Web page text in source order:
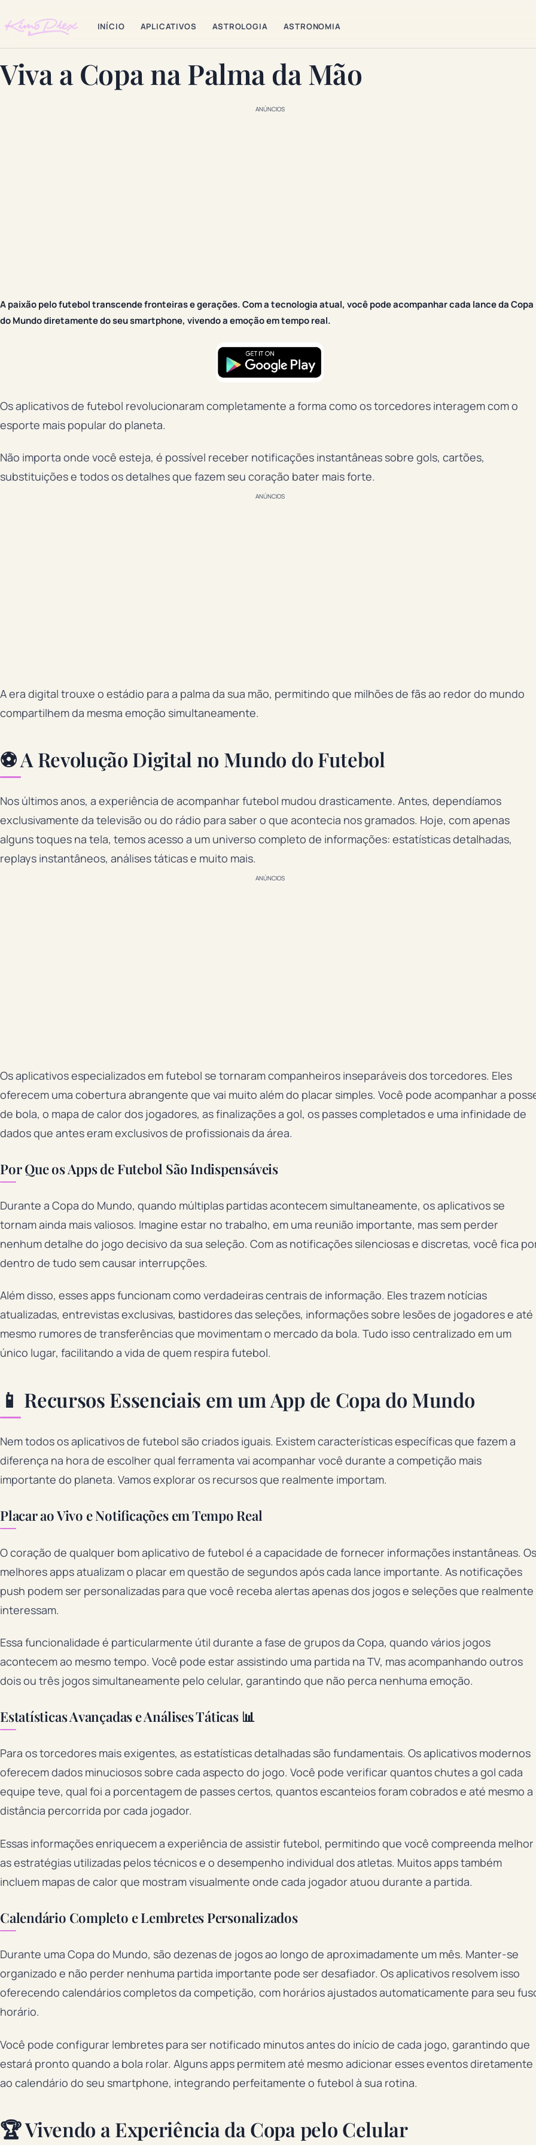
INÍCIO APLICATIVOS ASTROLOGIA ASTRONOMIA
Viva a Copa na Palma da Mão
ANÚNCIOS
A paixão pelo futebol transcende fronteiras e gerações. Com a tecnologia atual, você pode acompanhar cada lance da Copa
do Mundo diretamente do seu smartphone, vivendo a emoção em tempo real.
Os aplicativos de futebol revolucionaram completamente a forma como os torcedores interagem com o
esporte mais popular do planeta.
Não importa onde você esteja, é possível receber notificações instantâneas sobre gols, cartões,
substituições e todos os detalhes que fazem seu coração bater mais forte.
ANÚNCIOS
A era digital trouxe o estádio para a palma da sua mão, permitindo que milhões de fãs ao redor do mundo
compartilhem da mesma emoção simultaneamente.
⚽ A Revolução Digital no Mundo do Futebol
Nos últimos anos, a experiência de acompanhar futebol mudou drasticamente. Antes, dependíamos
exclusivamente da televisão ou do rádio para saber o que acontecia nos gramados. Hoje, com apenas
alguns toques na tela, temos acesso a um universo completo de informações: estatísticas detalhadas,
replays instantâneos, análises táticas e muito mais.
ANÚNCIOS
Os aplicativos especializados em futebol se tornaram companheiros inseparáveis dos torcedores. Eles
oferecem uma cobertura abrangente que vai muito além do placar simples. Você pode acompanhar a
de bola, o mapa de calor dos jogadores, as finalizações a gol, os passes completados e uma infinidade de
dados que antes eram exclusivos de profissionais da área.
Por Que os Apps de Futebol São Indispensáveis
Durante a Copa do Mundo, quando múltiplas partidas acontecem simultaneamente, os aplicativos se
tornam ainda mais valiosos. Imagine estar no trabalho, em uma reunião importante, mas sem perder
nenhum detalhe do jogo decisivo da sua seleção. Com as notificações silenciosas e discretas, você fica
dentro de tudo sem causar interrupções.
Além disso, esses apps funcionam como verdadeiras centrais de informação. Eles trazem notícias
atualizadas, entrevistas exclusivas, bastidores das seleções, informações sobre lesões de jogadores e até
mesmo rumores de transferências que movimentam o mercado da bola. Tudo isso centralizado em um
único lugar, facilitando a vida de quem respira futebol.
📱 Recursos Essenciais em um App de Copa do Mundo
Nem todos os aplicativos de futebol são criados iguais. Existem características específicas que fazem a
diferença na hora de escolher qual ferramenta vai acompanhar você durante a competição mais
importante do planeta. Vamos explorar os recursos que realmente importam.
Placar ao Vivo e Notificações em Tempo Real
O coração de qualquer bom aplicativo de futebol é a capacidade de fornecer informações instantâneas. Os
melhores apps atualizam o placar em questão de segundos após cada lance importante. As notificações
push podem ser personalizadas para que você receba alertas apenas dos jogos e seleções que realmente
interessam.
Essa funcionalidade é particularmente útil durante a fase de grupos da Copa, quando vários jogos
acontecem ao mesmo tempo. Você pode estar assistindo uma partida na TV, mas acompanhando outros
dois ou três jogos simultaneamente pelo celular, garantindo que não perca nenhuma emoção.
Estatísticas Avançadas e Análises Táticas 📊
Para os torcedores mais exigentes, as estatísticas detalhadas são fundamentais. Os aplicativos modernos
oferecem dados minuciosos sobre cada aspecto do jogo. Você pode verificar quantos chutes a gol cada
equipe teve, qual foi a porcentagem de passes certos, quantos escanteios foram cobrados e até mesmo a
distância percorrida por cada jogador.
Essas informações enriquecem a experiência de assistir futebol, permitindo que você compreenda melhor
as estratégias utilizadas pelos técnicos e o desempenho individual dos atletas. Muitos apps também
incluem mapas de calor que mostram visualmente onde cada jogador atuou durante a partida.
Calendário Completo e Lembretes Personalizados
Durante uma Copa do Mundo, são dezenas de jogos ao longo de aproximadamente um mês. Manter-se
organizado e não perder nenhuma partida importante pode ser desafiador. Os aplicativos resolvem isso
oferecendo calendários completos da competição, com horários ajustados automaticamente para seu
horário.
Você pode configurar lembretes para ser notificado minutos antes do início de cada jogo, garantindo que
estará pronto quando a bola rolar. Alguns apps permitem até mesmo adicionar esses eventos diretamente
ao calendário do seu smartphone, integrando perfeitamente o futebol à sua rotina.
🏆 Vivendo a Experiência da Copa pelo Celular